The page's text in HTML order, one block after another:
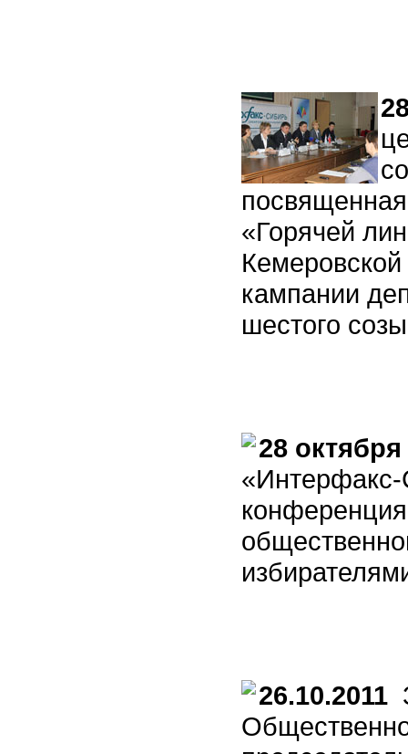
«Горячей
кампании
шестого
28 октября
«Интерфакс-
26.10.2011